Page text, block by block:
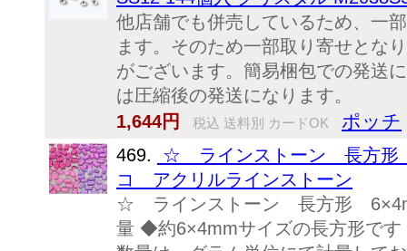
他店舗でも併売しているため、一
ます。そのため一部取り寄せとな
がございます。簡易梱包での発送
は圧縮後の発送になります。
1,644円
税込 送料別 カードOK ポッチ
469.
☆ ラインストーン 長
コ アクリルラインストーン
☆ ラインストーン 長方形
量 ◆約6×4mmサイズの長方形